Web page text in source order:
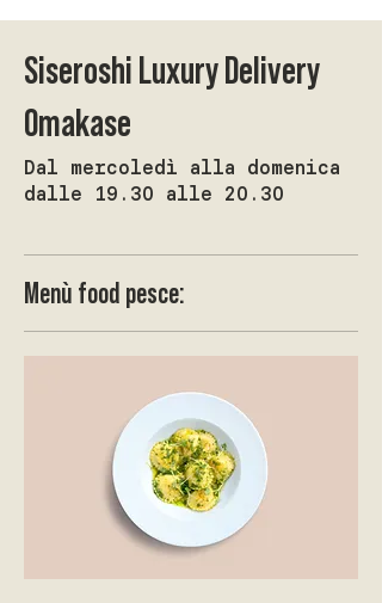
Siseroshi Luxury Delivery
Omakase
Dal mercoledì alla domenica
dalle 19.30 alle 20.30
Menù food pesce: